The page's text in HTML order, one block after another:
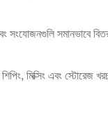
সংযোজনগুলি সমানভাবে
মিক্সিং এবং স্টোরেজ